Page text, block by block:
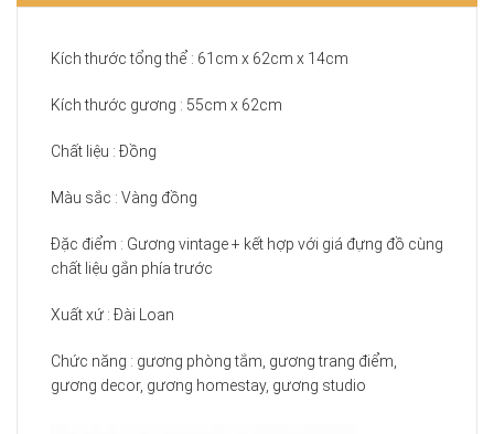
Kích thước tổng thể : 61cm x 62cm x 14cm
Kích thước gương : 55cm x 62cm
Chất liệu : Đồng
Màu sắc : Vàng đồng
Đặc điểm : Gương vintage + kết hợp với giá đựng đồ cùng
chất liệu gắn phía trước
Xuất xứ : Đài Loan
Chức năng : gương phòng tắm, gương trang điểm,
gương decor, gương homestay, gương studio